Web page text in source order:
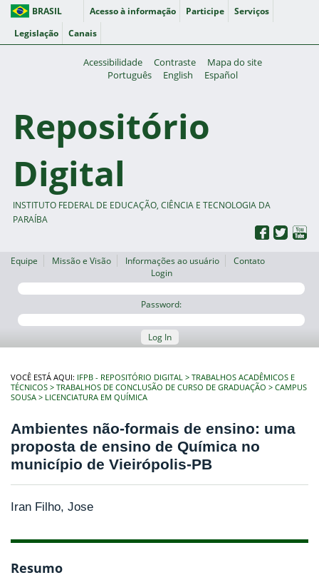
BRASIL Acesso à informação Participe
Serviços
Legislação
Canais
Acessibilidade Contraste
Mapa do site
Português
English Español
Repositório
Digital
INSTITUTO FEDERAL DE EDUCAÇÃO, CIÊNCIA E TECNOLOGIA DA
PARAÍBA
Equipe Missão e Visão Informações ao usuário
Contato
Login
Password:
Log In
VOCÊ ESTÁ AQUI: IFPB - REPOSITÓRIO DIGITAL
TRABALHOS ACADÊMICOS E
TÉCNICOS
TRABALHOS DE CONCLUSÃO DE CURSO DE GRADUAÇÃO
CAMPUS
SOUSA
LICENCIATURA EM QUÍMICA
Ambientes não-formais de ensino: uma
proposta de ensino de Química no
município de Vieirópolis-PB
Iran Filho, Jose
Resumo